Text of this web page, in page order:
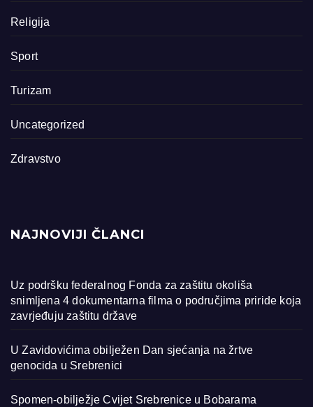
Religija
Sport
Turizam
Uncategorized
Zdravstvo
NAJNOVIJI ČLANCI
Uz podršku federalnog Fonda za zaštitu okoliša
snimljena 4 dokumentarna filma o područjima priride koja
zavrjeđuju zaštitu države
U Zavidovićima obilježen Dan sjećanja na žrtve
genocida u Srebrenici
Spomen-obilježje Cvijet Srebrenice u Bobarama